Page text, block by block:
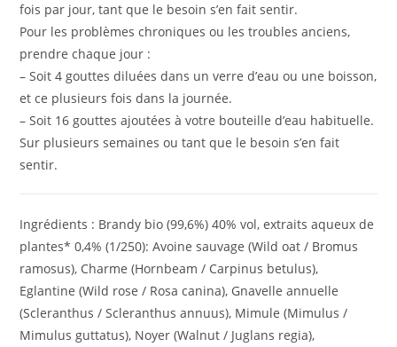
fois par jour, tant que le besoin s’en fait sentir.
Pour les problèmes chroniques ou les troubles anciens,
prendre chaque jour :
– Soit 4 gouttes diluées dans un verre d’eau ou une boisson,
et ce plusieurs fois dans la journée.
– Soit 16 gouttes ajoutées à votre bouteille d’eau habituelle.
Sur plusieurs semaines ou tant que le besoin s’en fait
sentir.
Ingrédients : Brandy bio (99,6%) 40% vol, extraits aqueux de
plantes* 0,4% (1/250): Avoine sauvage (Wild oat / Bromus
ramosus), Charme (Hornbeam / Carpinus betulus),
Eglantine (Wild rose / Rosa canina), Gnavelle annuelle
(Scleranthus / Scleranthus annuus), Mimule (Mimulus /
Mimulus guttatus), Noyer (Walnut / Juglans regia),